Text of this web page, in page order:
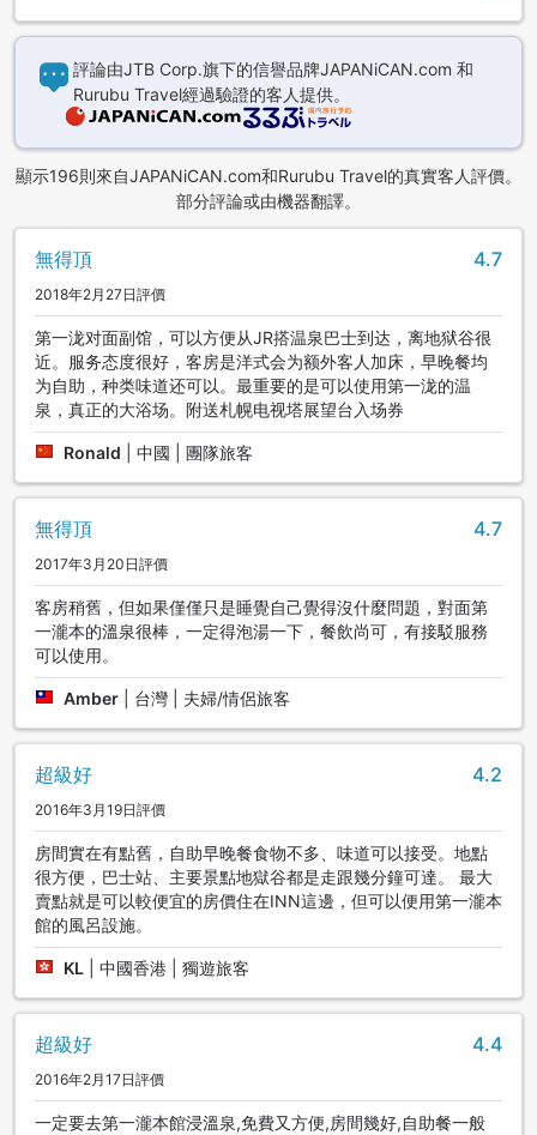
評論由JTB Corp.旗下的信譽品牌JAPANiCAN.com 和
Rurubu Travel經過驗證的客人提供。
顯示196則來自JAPANiCAN.com和Rurubu Travel的真實客人評價。
部分評論或由機器翻譯。
無得頂 4.7
2018年2月27日評價
第一泷对面副馆，可以方便从JR搭温泉巴士到达，离地狱谷很
近。服务态度很好，客房是洋式会为额外客人加床，早晚餐均
为自助，种类味道还可以。最重要的是可以使用第一泷的温
泉，真正的大浴场。附送札幌电视塔展望台入场券
Ronald 中國 | 團隊旅客
無得頂 4.7
2017年3月20日評價
客房稍舊，但如果僅僅只是睡覺自己覺得沒什麼問題，對面第
一瀧本的溫泉很棒，一定得泡湯一下，餐飲尚可，有接駁服務
可以使用。
Amber 台灣 | 夫婦/情侶旅客
超級好 4.2
2016年3月19日評價
房間實在有點舊，自助早晚餐食物不多、味道可以接受。地點
很方便，巴士站、主要景點地獄谷都是走跟幾分鐘可達。 最大
賣點就是可以較便宜的房價住在INN這邊，但可以便用第一瀧本
館的風呂設施。
KL 中國香港 | 獨遊旅客
超級好 4.4
2016年2月17日評價
一定要去第一瀧本館浸溫泉,免費又方便,房間幾好,自助餐一般